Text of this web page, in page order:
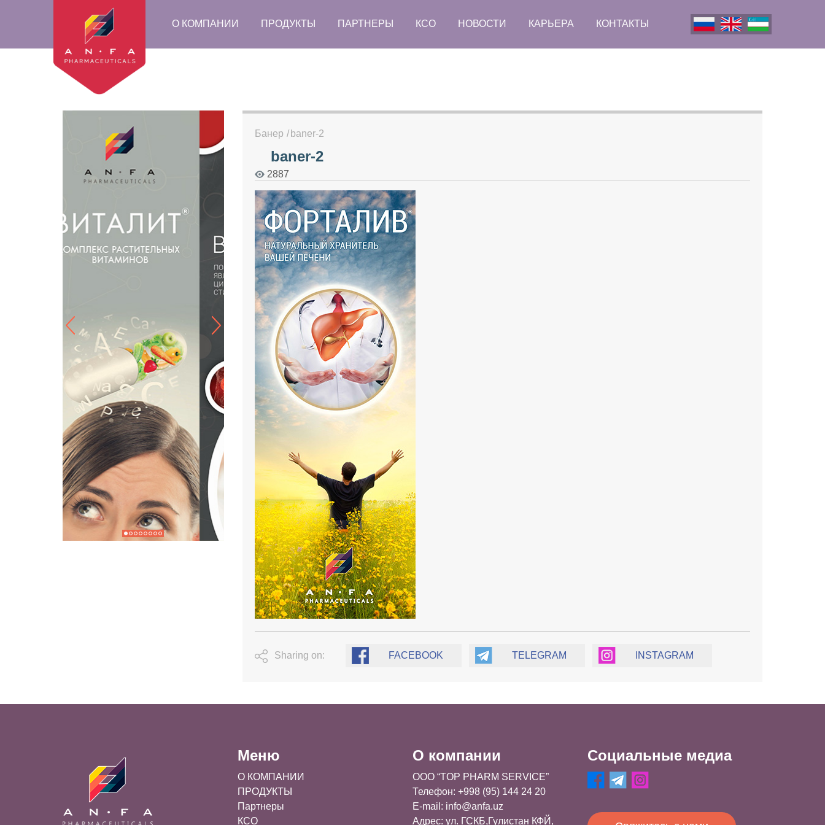
О КОМПАНИИ ПРОДУКТЫ ПАРТНЕРЫ КСО НОВОСТИ КАРЬЕРА КОНТАКТЫ
Банер baner-2
baner-2
2887
Sharing on: FACEBOOK TELEGRAM INSTAGRAM
Меню
О КОМПАНИИ
ПРОДУКТЫ
Партнеры
КСО
О компании
OOO “TOP PHARM SERVICE”
Телефон: +998 (95) 144 24 20
E-mail: info@anfa.uz
Адрес: ул. ГСКБ,Гулистан КФЙ,
Социальные медиа